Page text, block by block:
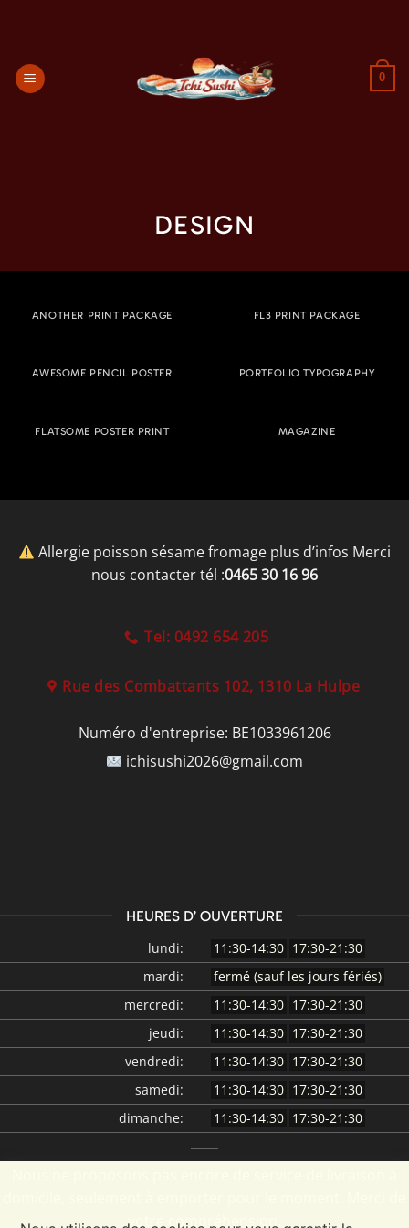
0
DESIGN
ANOTHER PRINT PACKAGE FL3 PRINT PACKAGE
AWESOME PENCIL POSTER PORTFOLIO TYPOGRAPHY
FLATSOME POSTER PRINT MAGAZINE
Allergie poisson sésame fromage plus d’infos Merci
nous contacter tél :0465 30 16 96
Tel: 0492 654 205
Rue des Combattants 102, 1310 La Hulpe
Numéro d'entreprise: BE1033961206
ichisushi2026@gmail.com
HEURES D’ OUVERTURE
lundi:
11:30-14:30 17:30-21:30
mardi:
fermé (sauf les jours fériés)
mercredi:
11:30-14:30 17:30-21:30
jeudi:
11:30-14:30 17:30-21:30
vendredi:
11:30-14:30 17:30-21:30
samedi:
11:30-14:30 17:30-21:30
dimanche:
11:30-14:30 17:30-21:30
votre compréhension.